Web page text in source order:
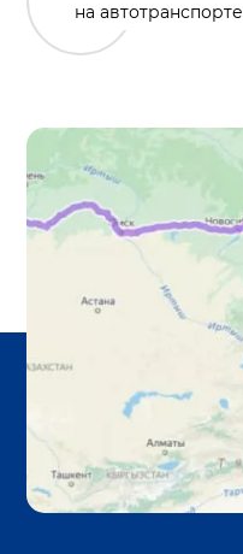
на автотранспорте